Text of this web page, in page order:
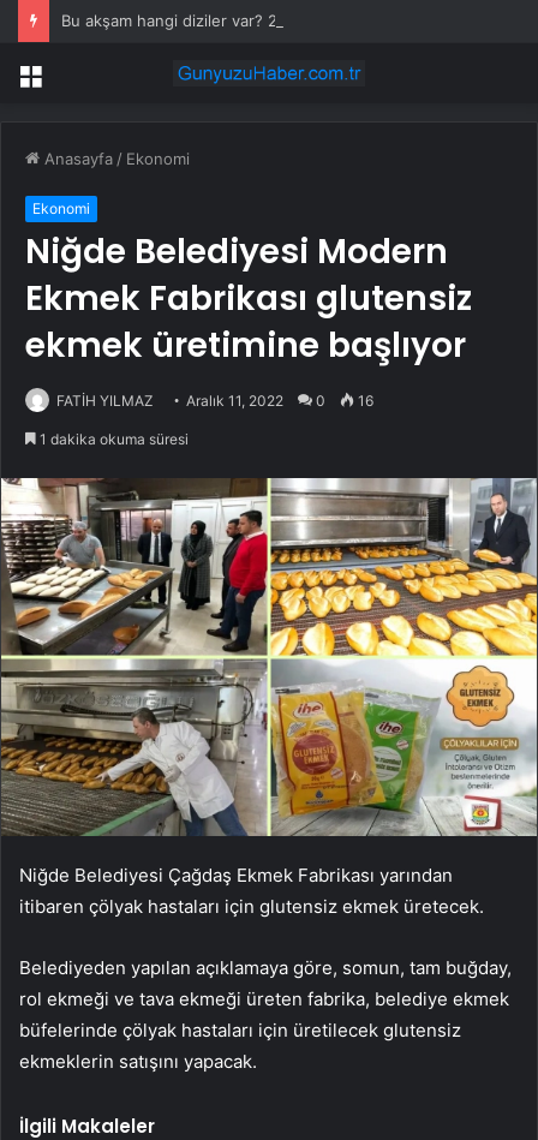
Menü
Anasayfa / Ekonomi
Ekonomi
Niğde Belediyesi Modern
Ekmek Fabrikası glutensiz
ekmek üretimine başlıyor
FATİH YILMAZ Aralık 11, 2022 0 16
1 dakika okuma süresi
Niğde Belediyesi Çağdaş Ekmek Fabrikası yarından
itibaren çölyak hastaları için glutensiz ekmek üretecek.
Belediyeden yapılan açıklamaya göre, somun, tam buğday,
rol ekmeği ve tava ekmeği üreten fabrika, belediye ekmek
büfelerinde çölyak hastaları için üretilecek glutensiz
ekmeklerin satışını yapacak.
İlgili Makaleler